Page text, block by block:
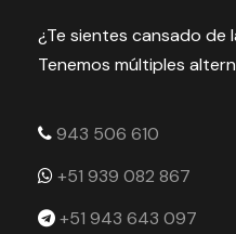
¿Te sientes cansado de
Tenemos múltiples
943 506 610
+51 939 082 867
+51 943 643 097